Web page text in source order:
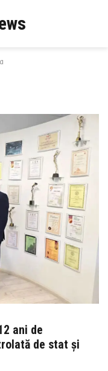
ani de
de stat și